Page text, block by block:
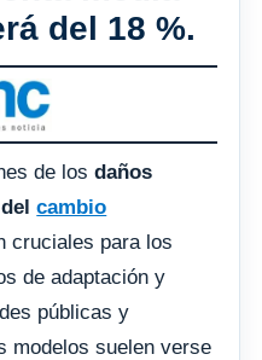
del 18 %.
de losdaños
delcambio
cruciales para los
de adaptación y
públicas y
modelos suelen verse